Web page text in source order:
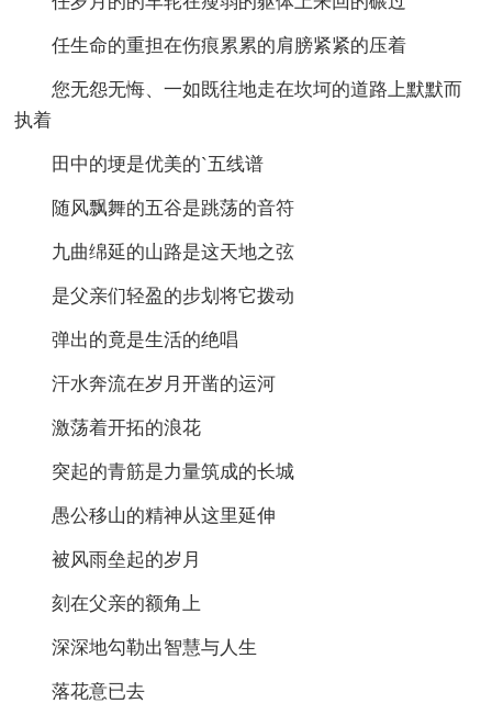
任生命的重担在伤痕累累的肩膀紧紧的压着
您无怨无悔、一如既往地走在坎坷的道路上默默而
执着
田中的埂是优美的`五线谱
随风飘舞的五谷是跳荡的音符
九曲绵延的山路是这天地之弦
是父亲们轻盈的步划将它拨动
弹出的竟是生活的绝唱
汗水奔流在岁月开凿的运河
激荡着开拓的浪花
突起的青筋是力量筑成的长城
愚公移山的精神从这里延伸
被风雨垒起的岁月
刻在父亲的额角上
深深地勾勒出智慧与人生
落花意已去